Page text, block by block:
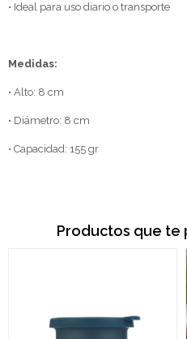
• Ideal para uso diario o transporte
Medidas:
• Alto: 8 cm
• Diámetro: 8 cm
• Capacidad: 155 gr
Productos que te